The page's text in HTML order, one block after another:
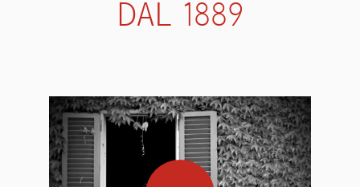
DAL 1889